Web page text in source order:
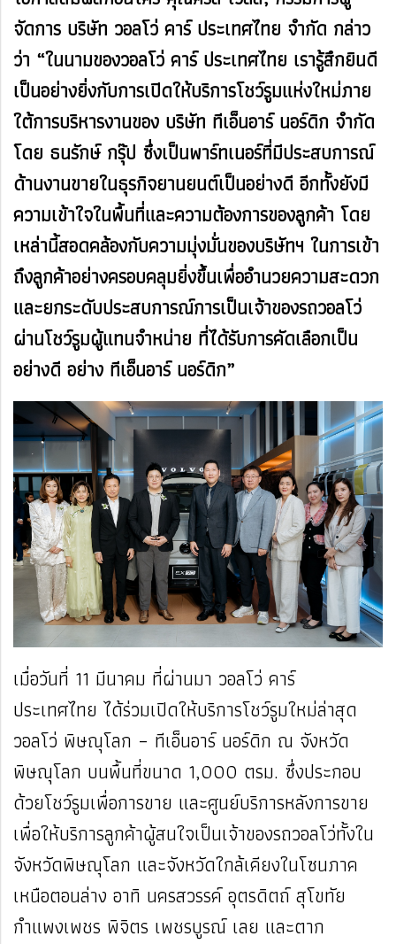
จัดการ บริษัท วอลโว่ คาร์ ประเทศไทย จำกัด กล่าว
ว่า “ในนามของวอลโว่ คาร์ ประเทศไทย เรารู้สึกยินดี
เป็นอย่างยิ่งกับการเปิดให้บริการโชว์รูมแห่งใหม่ภาย
ใต้การบริหารงานของ บริษัท ทีเอ็นอาร์ นอร์ดิก จำกัด
โดย ธนรักษ์ กรุ๊ป ซึ่งเป็นพาร์ทเนอร์ที่มีประสบการณ์
ด้านงานขายในธุรกิจยานยนต์เป็นอย่างดี อีกทั้งยังมี
ความเข้าใจในพื้นที่และความต้องการของลูกค้า โดย
เหล่านี้สอดคล้องกับความมุ่งมั่นของบริษัทฯ ในการเข้า
ถึงลูกค้าอย่างครอบคลุมยิ่งขึ้นเพื่ออำนวยความสะดวก
และยกระดับประสบการณ์การเป็นเจ้าของรถวอลโว่
ผ่านโชว์รูมผู้แทนจำหน่าย ที่ได้รับการคัดเลือกเป็น
อย่างดี อย่าง ทีเอ็นอาร์ นอร์ดิก”
เมื่อวันที่ 11 มีนาคม ที่ผ่านมา วอลโว่ คาร์
ประเทศไทย ได้ร่วมเปิดให้บริการโชว์รูมใหม่ล่าสุด
วอลโว่ พิษณุโลก – ทีเอ็นอาร์ นอร์ดิก ณ จังหวัด
พิษณุโลก บนพื้นที่ขนาด 1,000 ตรม. ซึ่งประกอบ
ด้วยโชว์รูมเพื่อการขาย และศูนย์บริการหลังการขาย
เพื่อให้บริการลูกค้าผู้สนใจเป็นเจ้าของรถวอลโว่ทั้งใน
จังหวัดพิษณุโลก และจังหวัดใกล้เคียงในโซนภาค
เหนือตอนล่าง อาทิ นครสวรรค์ อุตรดิตถ์ สุโขทัย
กำแพงเพชร พิจิตร เพชรบูรณ์ เลย และตาก